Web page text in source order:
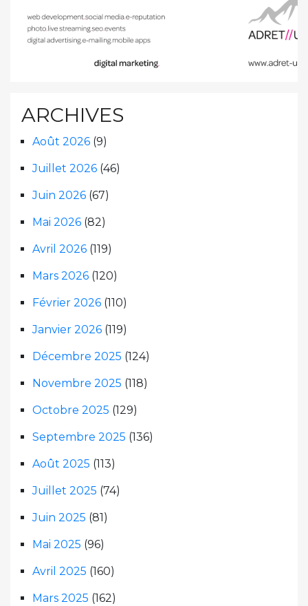
ARCHIVES
Août 2026 (9)
Juillet 2026 (46)
Juin 2026 (67)
Mai 2026 (82)
Avril 2026 (119)
Mars 2026 (120)
Février 2026 (110)
Janvier 2026 (119)
Décembre 2025 (124)
Novembre 2025 (118)
Octobre 2025 (129)
Septembre 2025 (136)
Août 2025 (113)
Juillet 2025 (74)
Juin 2025 (81)
Mai 2025 (96)
Avril 2025 (160)
Mars 2025 (162)